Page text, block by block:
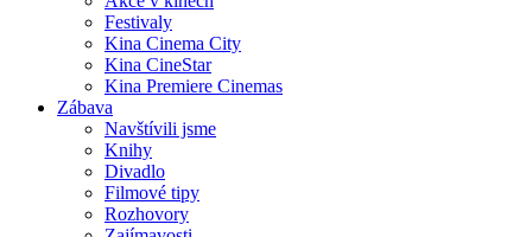
Festivaly
Kina Cinema City
Kina CineStar
Kina Premiere Cinemas
Zábava
Navštívili jsme
Knihy
Divadlo
Filmové tipy
Rozhovory